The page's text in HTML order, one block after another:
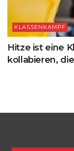
KLASSENKAMPF
Hitze ist eine
kollabieren,